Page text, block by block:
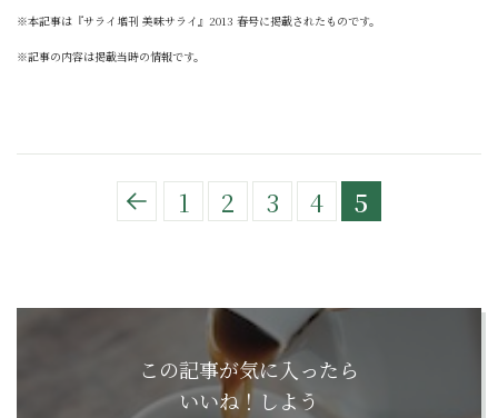
※本記事は『サライ増刊 美味サライ』2013 春号に掲載されたものです。
※記事の内容は掲載当時の情報です。
1 2 3 4 5
この記事が気に入ったら
いいね！しよう